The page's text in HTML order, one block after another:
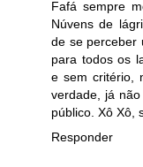
Fafá sempre
Núvens de
de se perceber
para todos os
e sem critério,
verdade, já
público. Xô Xô,
Responder